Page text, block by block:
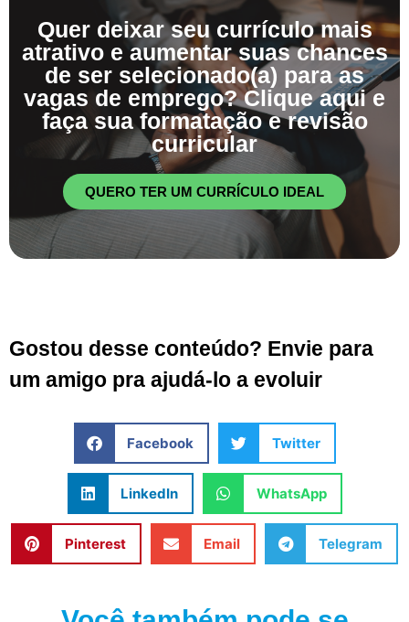
Quer deixar seu currículo mais
atrativo e aumentar suas chances
de ser selecionado(a) para as
vagas de emprego? Clique aqui e
faça sua formatação e revisão
curricular
QUERO TER UM CURRÍCULO IDEAL
Gostou desse conteúdo? Envie para
um amigo pra ajudá-lo a evoluir
Facebook Twitter
LinkedIn WhatsApp
Pinterest Email Telegram